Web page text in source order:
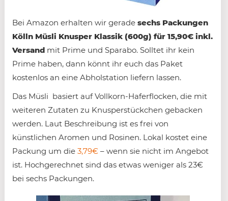
Bei Amazon erhalten wir gerade sechs Packungen
Kölln Müsli Knusper Klassik (600g) für 15,90€ inkl.
Versand mit Prime und Sparabo. Solltet ihr kein
Prime haben, dann könnt ihr euch das Paket
kostenlos an eine Abholstation liefern lassen.
Das Müsli basiert auf Vollkorn-Haferflocken, die mit
weiteren Zutaten zu Knusperstückchen gebacken
werden. Laut Beschreibung ist es frei von
künstlichen Aromen und Rosinen. Lokal kostet eine
Packung um die 3,79€ – wenn sie nicht im Angebot
ist. Hochgerechnet sind das etwas weniger als 23€
bei sechs Packungen.